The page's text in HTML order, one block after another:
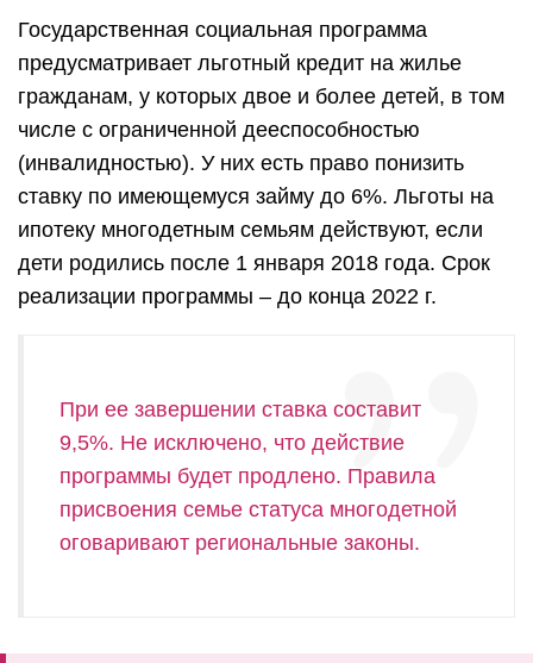
Государственная социальная программа
предусматривает льготный кредит на жилье
гражданам, у которых двое и более детей, в том
числе с ограниченной дееспособностью
(инвалидностью). У них есть право понизить
ставку по имеющемуся займу до 6%. Льготы на
ипотеку многодетным семьям действуют, если
дети родились после 1 января 2018 года. Срок
реализации программы – до конца 2022 г.
При ее завершении ставка составит
9,5%. Не исключено, что действие
программы будет продлено. Правила
присвоения семье статуса многодетной
оговаривают региональные законы.